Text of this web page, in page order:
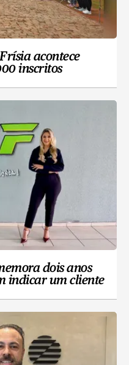
acontece
inscritos
dois anos
indicar um cliente